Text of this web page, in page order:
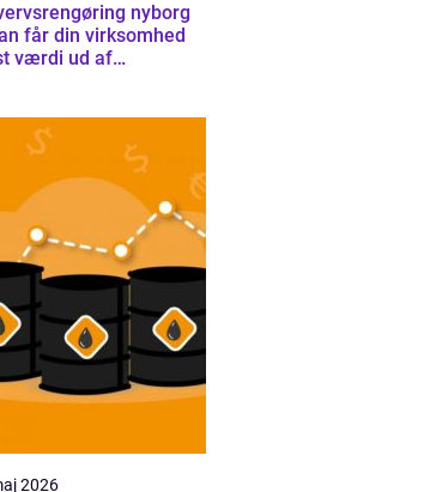
nyborg
får din virksomhed
værdi ud af
2026